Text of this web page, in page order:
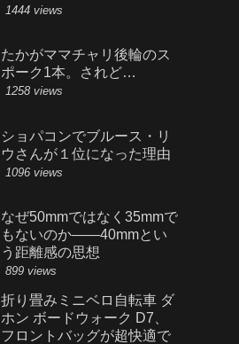
1444 views
たかがママチャリ後輪のス
ポーク1本。されど…
1258 views
ショパコンでブルース・リ
ウさんが１位になった理由
1096 views
なぜ50mmではなく35mmで
もないのか――40mmとい
う距離感の思想
899 views
折り畳みミニベロ自転車 ダ
ホン ボードウォーク D7、
フロントバッグが超快適で